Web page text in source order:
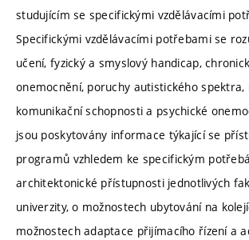
studujícím se specifickými vzdělávacími
Specifickými vzdělávacími potřebami se
učení, fyzický a smyslový handicap,
onemocnění, poruchy autistického spektra,
komunikační schopnosti a psychické
jsou poskytovány informace týkající se
programů vzhledem ke specifickým
architektonické přístupnosti jednotlivých
univerzity, o možnostech ubytování na
možnostech adaptace přijímacího řízení a